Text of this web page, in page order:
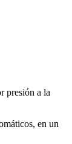
presión a la
en un